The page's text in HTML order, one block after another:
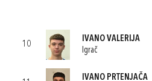
10
IVANO VALERIJA
Igrač
IVANO PRTENJAČA